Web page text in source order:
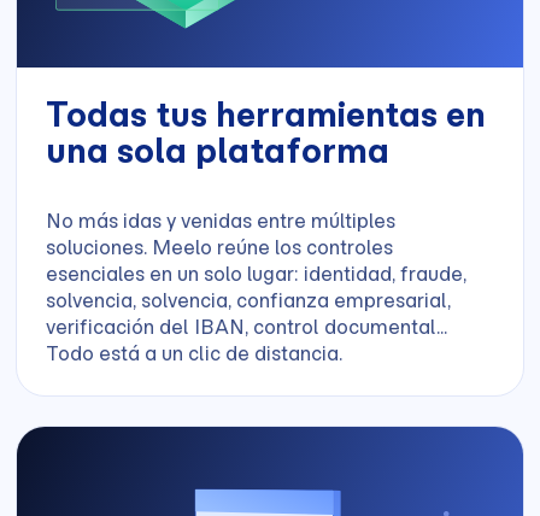
Todas tus herramientas en
una sola plataforma
No más idas y venidas entre múltiples
soluciones. Meelo reúne los controles
esenciales en un solo lugar: identidad, fraude,
solvencia, solvencia, confianza empresarial,
verificación del IBAN, control documental...
Todo está a un clic de distancia.